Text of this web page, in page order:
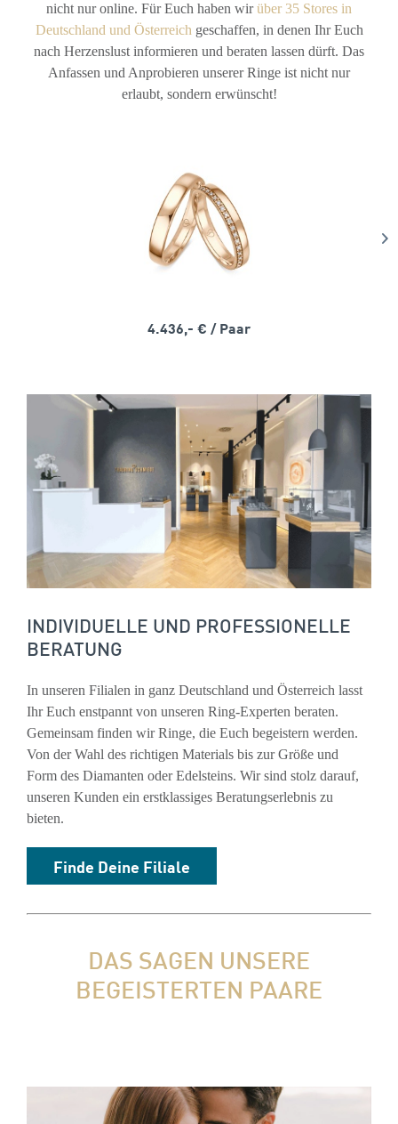
nicht nur online. Für Euch haben wirüber 35 Stores in
Deutschland und Österreich geschaffen, in denen Ihr Euch
nach Herzenslust informieren und beraten lassen dürft. Das
Anfassen und Anprobieren unserer Ringe ist nicht nur
erlaubt, sondern erwünscht!
4.436,- € / Paar
INDIVIDUELLE UND PROFESSIONELLE
BERATUNG
In unseren Filialen in ganz Deutschland und Österreich lasst
Ihr Euch enstpannt von unseren Ring-Experten beraten.
Gemeinsam finden wir Ringe, die Euch begeistern werden.
Von der Wahl des richtigen Materials bis zur Größe und
Form des Diamanten oder Edelsteins. Wir sind stolz darauf,
unseren Kunden ein erstklassiges Beratungserlebnis zu
bieten.
Finde Deine Filiale
DAS SAGEN UNSERE
BEGEISTERTEN PAARE